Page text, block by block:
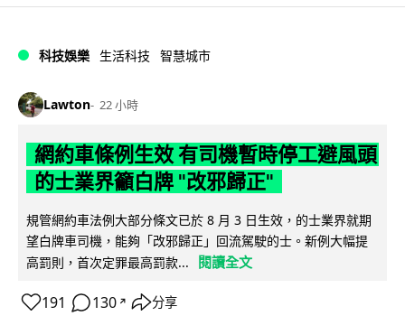
科技娛樂 生活科技 智慧城市
Lawton 22 小時
網約車條例生效 有司機暫時停工避風頭
的士業界籲白牌 "改邪歸正"
規管網約車法例大部分條文已於 8 月 3 日生效，的士業界就期
望白牌車司機，能夠「改邪歸正」回流駕駛的士。新例大幅提
高罰則，首次定罪最高罰款...
閱讀全文
191 130 ↗ 分享